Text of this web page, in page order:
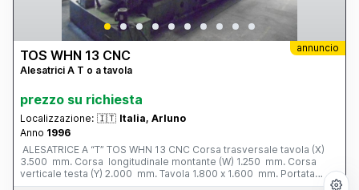
annuncio
TOS WHN 13 CNC
Alesatrici A T o a tavola
prezzo su richiesta
Localizzazione: 🇮🇹 Italia, Arluno
Anno 1996
ALESATRICE A “T” TOS WHN 13 CNC Corsa trasversale tavola (X)
3.500 mm. Corsa longitudinale montante (W) 1.250 mm. Corsa
verticale testa (Y) 2.000 mm. Tavola 1.800 x 1.600 mm. Portata
tavola 12 tonn. Corsa mandrino (Z) 800 mm. Ø mandrino 130 mm.